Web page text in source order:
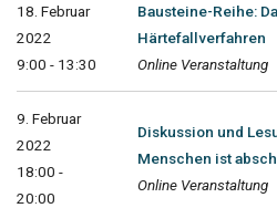
18. Februar
2022
9:00 - 13:30
Bausteine-Reihe:
Härtefallverfahren
Online Veranstaltung
9. Februar
2022
18:00 -
20:00
Diskussion und
Menschen ist
Online Veranstaltung